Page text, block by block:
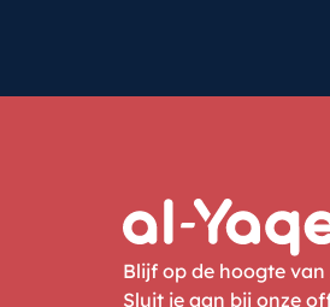
Blijf op de hoogte van
Sluit je aan bij onze